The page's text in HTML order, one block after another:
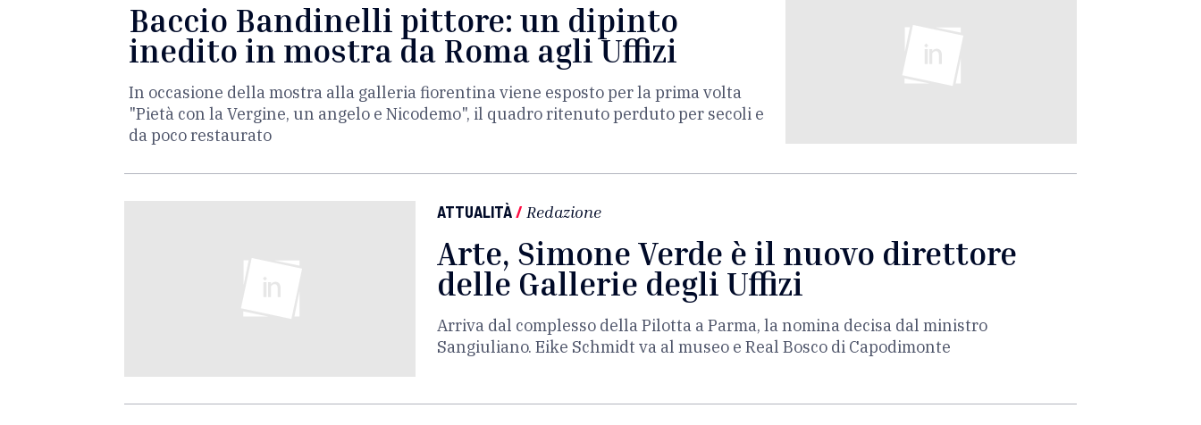
Baccio Bandinelli pittore: un dipinto
inedito in mostra da Roma agli Uffizi
In occasione della mostra alla galleria fiorentina viene esposto per la prima volta
"Pietà con la Vergine, un angelo e Nicodemo", il quadro ritenuto perduto per secoli e
da poco restaurato
ATTUALITÀ/ Redazione
Arte, Simone Verde è il nuovo direttore
delle Gallerie degli Uffizi
Arriva dal complesso della Pilotta a Parma, la nomina decisa dal ministro
Sangiuliano. Eike Schmidt va al museo e Real Bosco di Capodimonte